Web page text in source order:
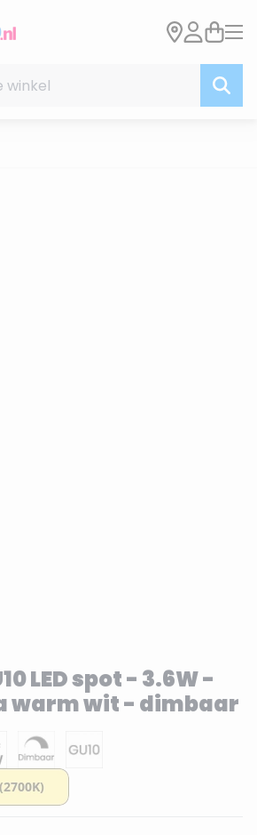
LED spot - 3.6W -
warm wit - dimbaar